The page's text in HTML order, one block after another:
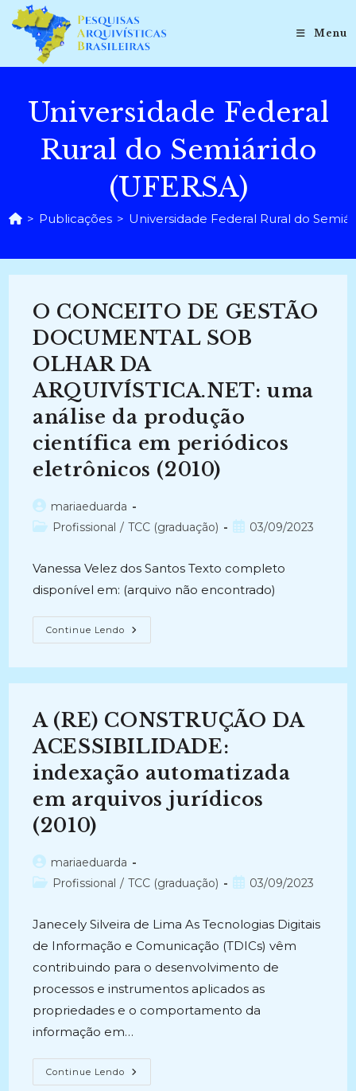
para
conteúdo
Menu
Universidade Federal
Rural do Semiárido
(UFERSA)
> Publicações > Universidade Federal Rural do
O CONCEITO DE GESTÃO
DOCUMENTAL SOB
OLHAR DA
ARQUIVÍSTICA.NET: uma
análise da produção
científica em periódicos
eletrônicos (2010)
Autor
do
mariaeduarda
Categoria
Profissional / TCC (graduação)
Post03/09/2023
Vanessa Velez dos Santos Texto completo
disponível em: (arquivo não encontrado)
Continue Lendo O
CONCEITO
SOB
ARQUIVÍSTICA.NET:
Uma
Análise
Da
Produção
Científica
Periódicos
Eletrônicos
A (RE) CONSTRUÇÃO DA
ACESSIBILIDADE:
indexação automatizada
em arquivos jurídicos
(2010)
Autor
do
mariaeduarda
Categoria
Profissional / TCC (graduação)
Post03/09/2023
Janecely Silveira de Lima As Tecnologias Digitais
de Informação e Comunicação (TDICs) vêm
contribuindo para o desenvolvimento de
processos e instrumentos aplicados as
propriedades e o comportamento da
informação em…
Continue Lendo A
(RE)